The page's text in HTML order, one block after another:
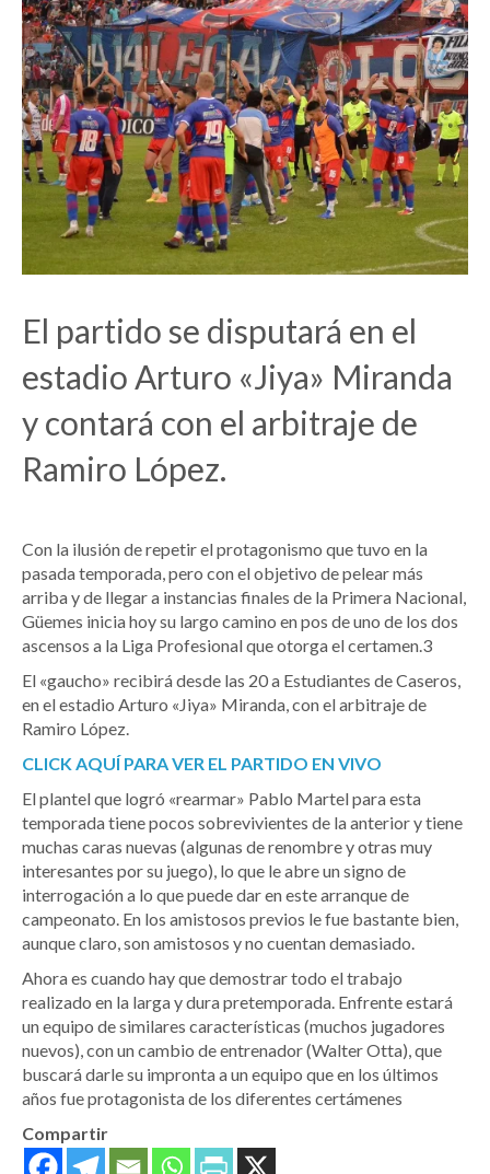
El partido se disputará en el
estadio Arturo «Jiya» Miranda
y contará con el arbitraje de
Ramiro López.
Con la ilusión de repetir el protagonismo que tuvo en la
pasada temporada, pero con el objetivo de pelear más
arriba y de llegar a instancias finales de la Primera Nacional,
Güemes inicia hoy su largo camino en pos de uno de los dos
ascensos a la Liga Profesional que otorga el certamen.3
El «gaucho» recibirá desde las 20 a Estudiantes de Caseros,
en el estadio Arturo «Jiya» Miranda, con el arbitraje de
Ramiro López.
CLICK AQUÍ PARA VER EL PARTIDO EN VIVO
El plantel que logró «rearmar» Pablo Martel para esta
temporada tiene pocos sobrevivientes de la anterior y tiene
muchas caras nuevas (algunas de renombre y otras muy
interesantes por su juego), lo que le abre un signo de
interrogación a lo que puede dar en este arranque de
campeonato. En los amistosos previos le fue bastante bien,
aunque claro, son amistosos y no cuentan demasiado.
Ahora es cuando hay que demostrar todo el trabajo
realizado en la larga y dura pretemporada. Enfrente estará
un equipo de similares características (muchos jugadores
nuevos), con un cambio de entrenador (Walter Otta), que
buscará darle su impronta a un equipo que en los últimos
años fue protagonista de los diferentes certámenes
Compartir